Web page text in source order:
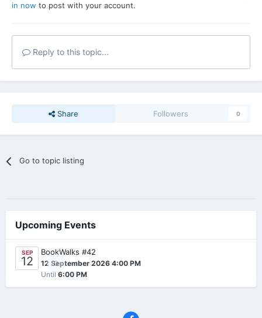
in now to post with your account.
Reply to this topic...
Share Followers 0
Go to topic listing
Upcoming Events
SEP
12 0
BookWalks #42
12 September 2026 4:00 PM
Until 6:00 PM